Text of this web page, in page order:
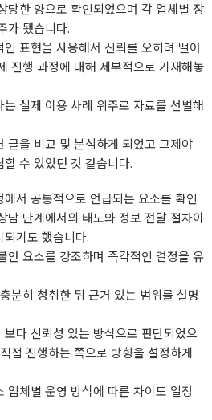
당한 양으로 확인되었으며 각 업체별 장
가 됐습니다.
표현을 사용해서 신뢰를 오히려 떨어
진행 과정에 대해 세부적으로 기재해놓
실제 이용 사례 위주로 자료를 선별해
글을 비교 및 분석하게 되었고 그제야
수 있었던 것 같습니다.
서 공통적으로 언급되는 요소를 확인
담 단계에서의 태도와 정보 전달 절차이
기도 했습니다.
안 요소를 강조하며 즉각적인 결정을 유
분히 청취한 뒤 근거 있는 범위를 설명
다 신뢰성 있는 방식으로 판단되었으
접 진행하는 쪽으로 방향을 설정하게
업체별 운영 방식에 따른 차이도 일정